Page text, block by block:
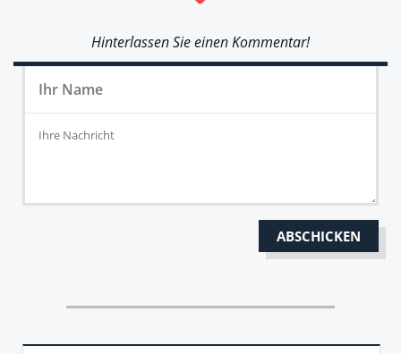
Hinterlassen Sie einen Kommentar!